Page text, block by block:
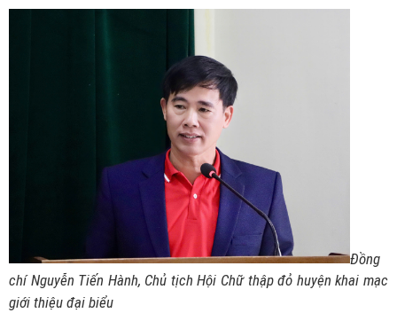
Đồng
chí Nguyễn Tiến Hành, Chủ tịch Hội Chữ thập đỏ huyện khai mạc
giới thiệu đại biểu